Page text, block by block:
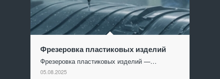
Фрезеровка пластиковых изделий
Фрезеровка пластиковых изделий —…
05.08.2025